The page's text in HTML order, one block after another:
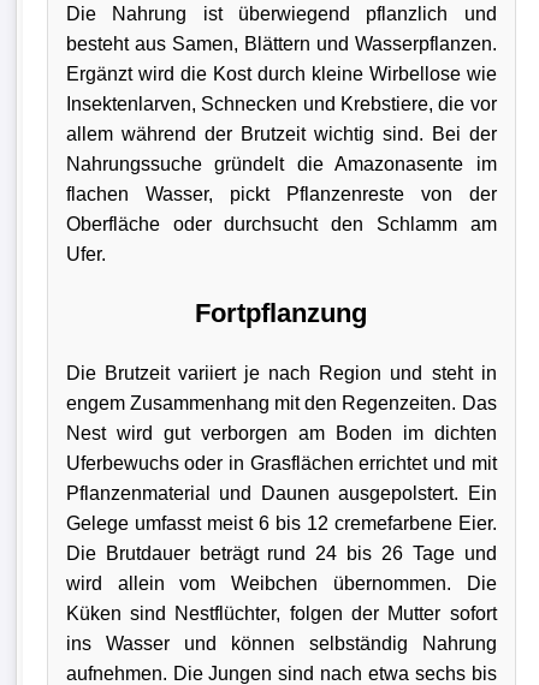
Die Nahrung ist überwiegend pflanzlich und
besteht aus Samen, Blättern und Wasserpflanzen.
Ergänzt wird die Kost durch kleine Wirbellose wie
Insektenlarven, Schnecken und Krebstiere, die vor
allem während der Brutzeit wichtig sind. Bei der
Nahrungssuche gründelt die Amazonasente im
flachen Wasser, pickt Pflanzenreste von der
Oberfläche oder durchsucht den Schlamm am
Ufer.
Fortpflanzung
Die Brutzeit variiert je nach Region und steht in
engem Zusammenhang mit den Regenzeiten. Das
Nest wird gut verborgen am Boden im dichten
Uferbewuchs oder in Grasflächen errichtet und mit
Pflanzenmaterial und Daunen ausgepolstert. Ein
Gelege umfasst meist 6 bis 12 cremefarbene Eier.
Die Brutdauer beträgt rund 24 bis 26 Tage und
wird allein vom Weibchen übernommen. Die
Küken sind Nestflüchter, folgen der Mutter sofort
ins Wasser und können selbständig Nahrung
aufnehmen. Die Jungen sind nach etwa sechs bis